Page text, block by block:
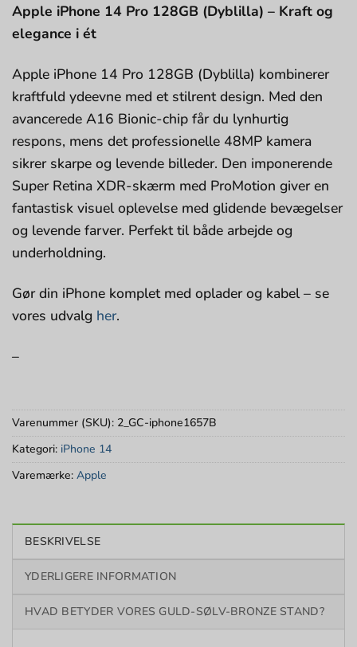
Apple iPhone 14 Pro 128GB (Dyblilla) – Kraft og
elegance i ét
Apple iPhone 14 Pro 128GB (Dyblilla) kombinerer
kraftfuld ydeevne med et stilrent design. Med den
avancerede A16 Bionic-chip får du lynhurtig
respons, mens det professionelle 48MP kamera
sikrer skarpe og levende billeder. Den imponerende
Super Retina XDR-skærm med ProMotion giver en
fantastisk visuel oplevelse med glidende bevægelser
og levende farver. Perfekt til både arbejde og
underholdning.
Gør din iPhone komplet med oplader og kabel – se
vores udvalg her.
–
Varenummer (SKU): 2_GC-iphone1657B
Kategori: iPhone 14
Varemærke: Apple
BESKRIVELSE
YDERLIGERE INFORMATION
HVAD BETYDER VORES GULD-SØLV-BRONZE STAND?